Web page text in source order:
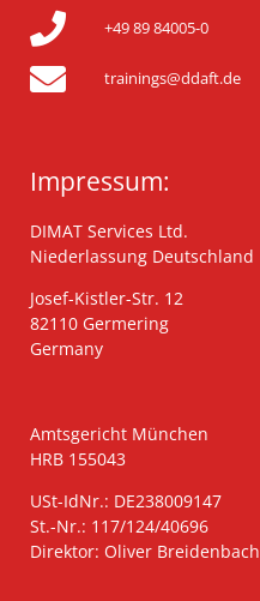
+49 89 84005-0
trainings@ddaft.de
Impressum:
DIMAT Services Ltd.
Niederlassung Deutschland
Josef-Kistler-Str. 12
82110 Germering
Germany
Amtsgericht München
HRB 155043
USt-IdNr.: DE238009147
St.-Nr.: 117/124/40696
Direktor: Oliver Breidenbach